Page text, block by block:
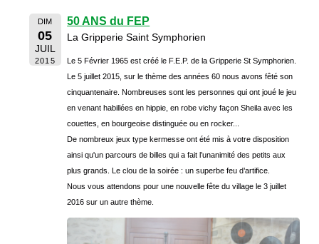
DIM
05
JUIL
2015
50 ANS du FEP
La Gripperie Saint Symphorien
Le 5 Février 1965 est créé le F.E.P. de la Gripperie St Symphorien.
Le 5 juillet 2015, sur le thème des années 60 nous avons fêté son
cinquantenaire. Nombreuses sont les personnes qui ont joué le jeu
en venant habillées en hippie, en robe vichy façon Sheila avec les
couettes, en bourgeoise distinguée ou en rocker...
De nombreux jeux type kermesse ont été mis à votre disposition
ainsi qu'un parcours de billes qui a fait l’unanimité des petits aux
plus grands. Le clou de la soirée : un superbe feu d’artifice.
Nous vous attendons pour une nouvelle fête du village le 3 juillet
2016 sur un autre thème.